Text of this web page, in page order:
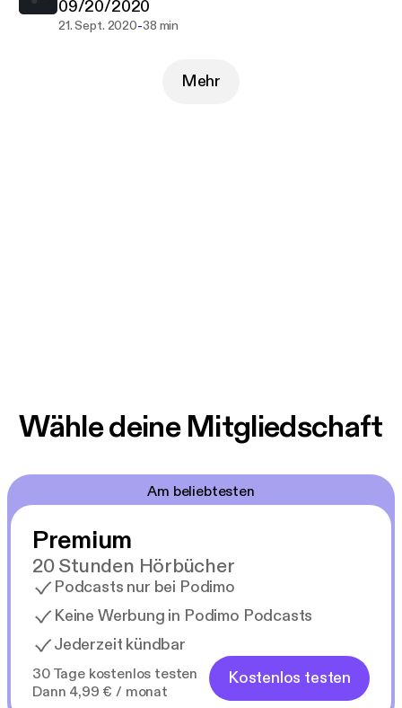
09/20/2020
21. Sept. 2020-38 min
Mehr
Wähle deine Mitgliedschaft
Am beliebtesten
Premium
20 Stunden Hörbücher
Podcasts nur bei Podimo
Keine Werbung in Podimo Podcasts
Jederzeit kündbar
30 Tage kostenlos testen
Dann 4,99 € / monat
Kostenlos testen